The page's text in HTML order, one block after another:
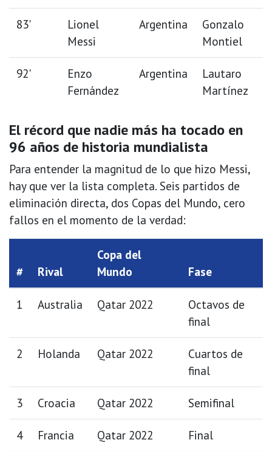
83'
Lionel
Messi
Argentina
Gonzalo
Montiel
92'
Enzo
Fernández
Argentina
Lautaro
Martínez
El récord que nadie más ha tocado en
96 años de historia mundialista
Para entender la magnitud de lo que hizo Messi,
hay que ver la lista completa. Seis partidos de
eliminación directa, dos Copas del Mundo, cero
fallos en el momento de la verdad:
# Rival
Copa del
Mundo
Fase
1 Australia Qatar 2022
Octavos de
final
2 Holanda Qatar 2022
Cuartos de
final
3 Croacia Qatar 2022 Semifinal
4 Francia Qatar 2022 Final